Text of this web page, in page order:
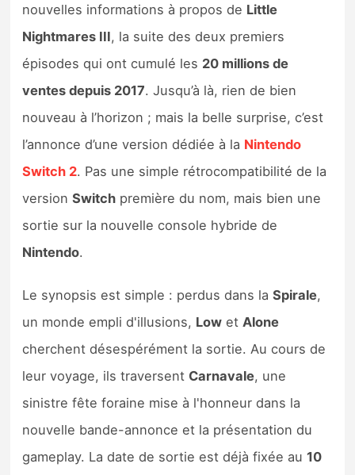
Précommandes jeux Switch 2
Sorties de jeux
Bons plans
Guides
nouvelles informations à propos de Little
Nightmares III, la suite des deux premiers
épisodes qui ont cumulé les 20 millions de
ventes depuis 2017. Jusqu’à là, rien de bien
nouveau à l’horizon ; mais la belle surprise, c’est
l’annonce d’une version dédiée à la Nintendo
Switch 2. Pas une simple rétrocompatibilité de la
versionSwitch première du nom, mais bien une
sortie sur la nouvelle console hybride de
Nintendo.
Le synopsis est simple : perdus dans laSpirale,
un monde empli d'illusions, Low etAlone
cherchent désespérément la sortie. Au cours de
leur voyage, ils traversent Carnavale, une
sinistre fête foraine mise à l'honneur dans la
nouvelle bande-annonce et la présentation du
gameplay. La date de sortie est déjà fixée au10